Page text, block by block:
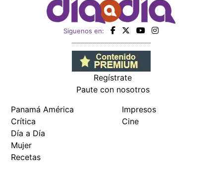
Siguenos en:
Regístrate
Paute con nosotros
Panamá América
Crítica
Día a Día
Mujer
Recetas
Impresos
Cine